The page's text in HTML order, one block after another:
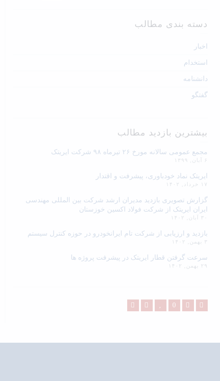
دسته بندی مطالب
اخبار
استخدام
دانشنامه
گفتگو
بیشترین بازدید مطالب
مجمع عمومی سالانه مورخ ۲۶ تیرماه ۹۸ شرکت ایریتک
۶ آبان, ۱۳۹۹
ایریتک نماد خودباوری، پیشرفت و اقتدار
۱۷ خرداد, ۱۴۰۲
گزارش تصویری بازدید مدیران ارشد شرکت بین المللی مهندسی
ایران ایریتک از شرکت فولاد اکسین خوزستان
۳۰ آبان, ۱۴۰۲
بازدید و ارزیابی از شرکت تام ایرانخودرو در حوزه کنترل سیستم
۳ بهمن, ۱۴۰۲
سرعت گرفتن قطار ایریتک در پیشرفت پروژه ها
۲۹ بهمن, ۱۴۰۲